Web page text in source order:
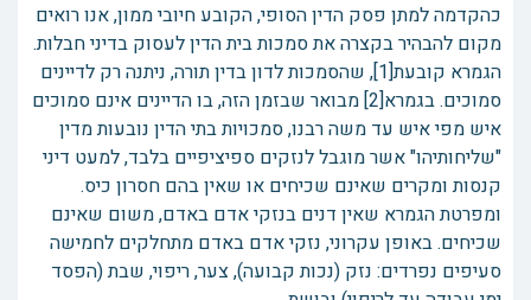
כהקדמה למתן פסק הדין הסופי, הקובע חיובי ממון, אנו רואים
מקום להבהיר בקצרה את סמכות בית הדין לעסוק בדיני חבלות.
הגמרא קובעת[1], שהסמכות לדון בדין תורה, ניתנה רק לדיינים
סמוכים. בגמרא[2] מבואר שבזמן הזה, בו הדיינים אינם סמוכים
איש מפי איש עד משה רבנו, סמכויות בתי הדין נובעות מדין
"שליחותיהו" אשר מוגבל לנזקים ספיציפיים בלבד, למעט דיני
קנסות ומקרים שאינם שכיחים או שאין בהם חסרון כיס.
ומפרטת הגמרא שאין דנים בנזקי אדם באדם, משום שאינם
שכיחים. באופן עקרוני, נזקי אדם באדם מתחלקים לחמישה
סעיפים נפרדים: נזק (נכות קבועה), צער, ריפוי, שבת (הפסד